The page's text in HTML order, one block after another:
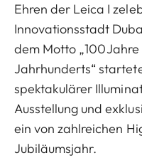
Ehren der Leica I
Innovationsstadt
dem Motto „100
Jahrhunderts“
spektakulärer
Ausstellung und
ein von zahlreichen
Jubiläumsjahr.